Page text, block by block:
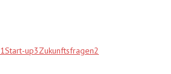
1Start-up3Zukunftsfragen2